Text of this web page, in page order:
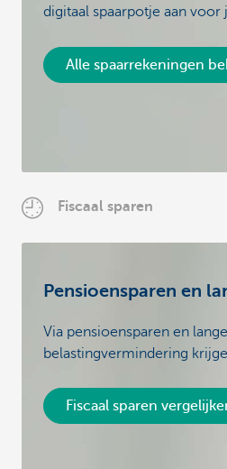
digitaal spaarpotje aan voor
Alle spaarrekeningen
Fiscaal sparen
Pensioensparen en
Via pensioensparen en
belastingvermindering
Fiscaal sparen